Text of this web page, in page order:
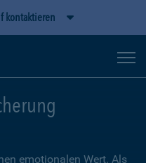
kontaktieren
emotionalen Wert. Als